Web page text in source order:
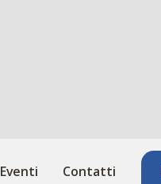
Eventi Contatti